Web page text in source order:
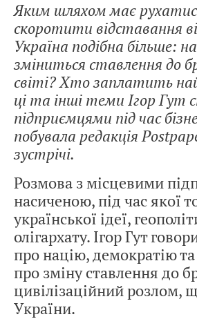
Яким шляхом має
скоротити відставання
Україна подібна більше:
зміниться ставлення до
світі? Хто заплатить
ці та інші теми Ігор Гут
підприємцями під час
побувала редакція
зустрічі.
Розмова з місцевими
насиченою, під час якої
української ідеї,
олігархату. Ігор Гут
про націю, демократію
про зміну ставлення до
цивілізаційний розлом,
України.